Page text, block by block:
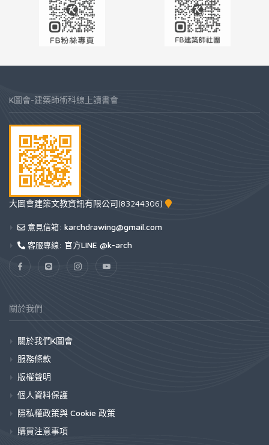
K圖會-建築師術科線上讀書會
大圖會建築文教資訊有限公司(83244306)
意見信箱: karchdrawing@gmail.com
客服專線: 官方LINE @k-arch
關於我們
關於我們K圖會
服務條款
版權聲明
個人資料保護
隱私權政策與 Cookie 政策
購買注意事項